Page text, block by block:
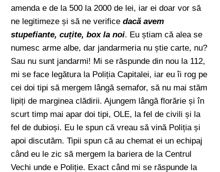
amenda e de la 500 la 2000 de lei, iar ei doar vor să
ne legitimeze și să ne verificedacă avem
stupefiante, cuțite, box la noi. Eu știam că alea se
numesc arme albe, dar jandarmeria nu știe carte, nu?
Sau nu sunt jandarmi! Mi se răspunde din nou la 112,
mi se face legătura la Poliția Capitalei, iar eu îi rog pe
cei doi tipi să mergem lângă semafor, să nu mai stăm
lipiți de marginea clădirii. Ajungem lângă florărie și în
scurt timp mai apar doi tipi, OLE, la fel de civili și la
fel de dubioși. Eu le spun că vreau să vină Poliția și
apoi discutăm. Tipii spun că au chemat ei un echipaj
când eu le zic să mergem la bariera de la Centrul
Vechi unde e Poliție. Exact când mi se răspunde la